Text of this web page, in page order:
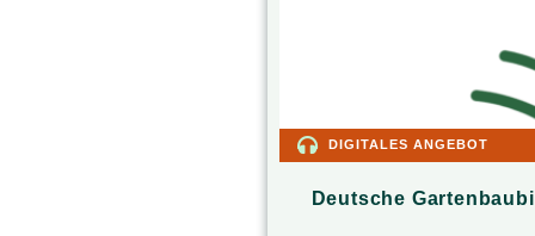
DIGITALES ANGEBOT
Deutsche